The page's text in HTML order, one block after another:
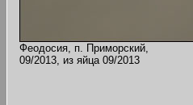
Феодосия, п. Приморский,
09/2013, из яйца 09/2013